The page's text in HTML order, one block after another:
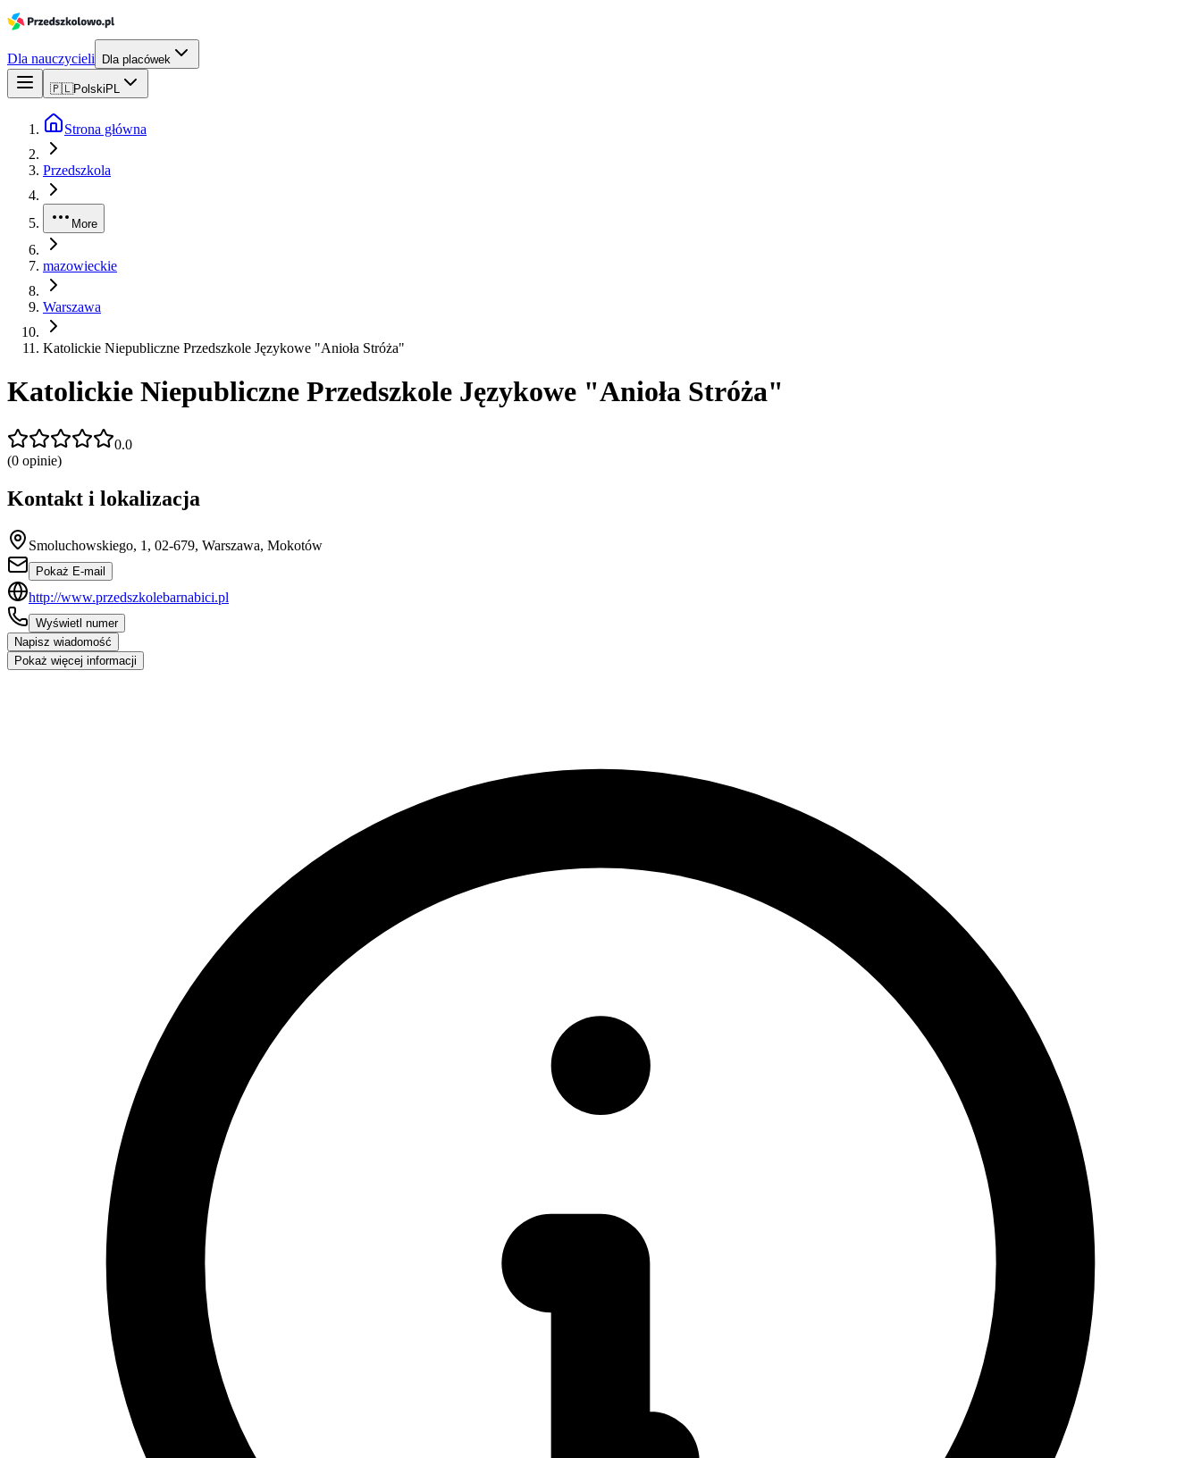
Dla nauczycieli Dla placówek
🇵🇱Polski PL
Strona główna
Przedszkola
More
mazowieckie
Warszawa
Katolickie Niepubliczne Przedszkole Językowe "Anioła Stróża"
Katolickie Niepubliczne Przedszkole Językowe "Anioła Stróża"
0.0
(0 opinie)
Kontakt i lokalizacja
Smoluchowskiego, 1, 02-679, Warszawa, Mokotów
Pokaż E-mail
http://www.przedszkolebarnabici.pl
Wyświetl numer
Napisz wiadomość
Pokaż więcej informacji